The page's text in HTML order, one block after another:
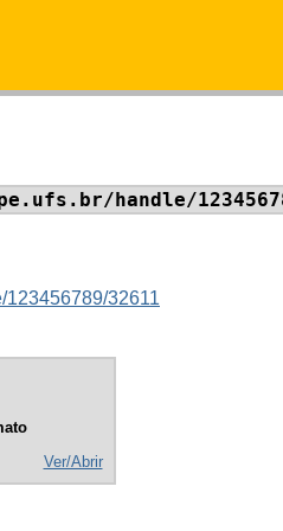
handle/
123456789/32611
Ver/Abrir